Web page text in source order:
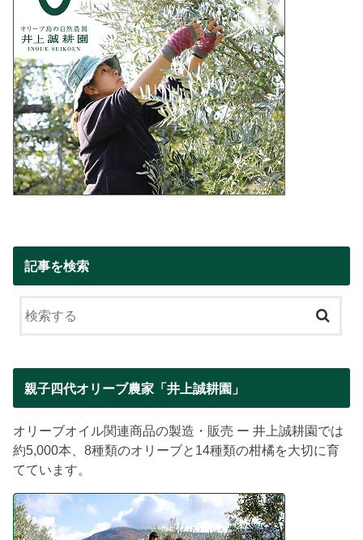
記事を検索
親子四代オリーブ農家「井上誠耕園」
オリーブオイル関連商品の製造・販売 ー 井上誠耕園では
約5,000本、8種類のオリーブと14種類の柑橘を大切に育
てています。